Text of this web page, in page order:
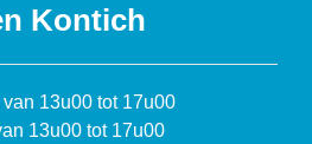
Kontich
13u00 tot 17u00
13u00 tot 17u00